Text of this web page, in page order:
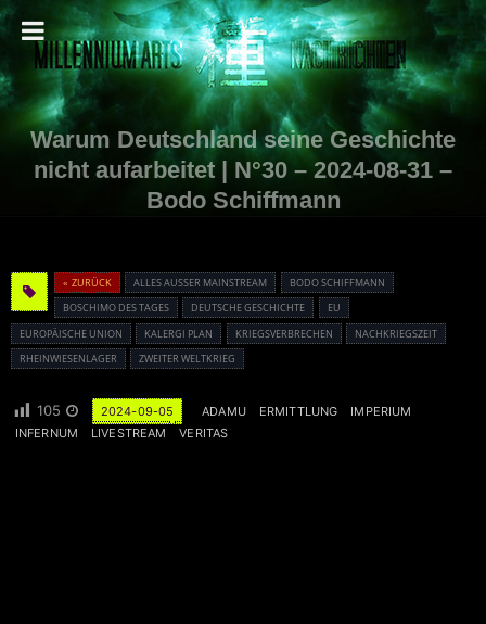
Warum Deutschland seine Geschichte
nicht aufarbeitet | N°30 – 2024-08-31 –
Bodo Schiffmann
« ZURÜCK ALLES AUSSER MAINSTREAM
BODO SCHIFFMANN
BOSCHIMO DES TAGES
DEUTSCHE GESCHICHTE
EU
EUROPÄISCHE UNION
KALERGI PLAN KRIEGSVERBRECHEN
NACHKRIEGSZEIT
RHEINWIESENLAGER
ZWEITER WELTKRIEG
105 2024-09-05 ADAMU ERMITTLUNG
IMPERIUM
INFERNUM
LIVESTREAM VERITAS